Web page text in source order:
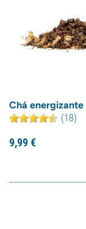
Chá energizante
(18)
9,99€